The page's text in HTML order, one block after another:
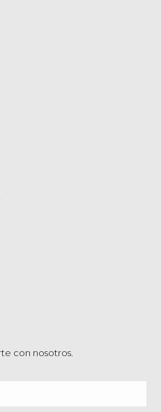
con nosotros.